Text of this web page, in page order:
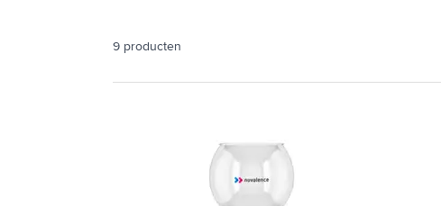
Toon submenu voor Technologie & Gadgets categorie
Toon submenu voor Giveaways categorie
Toon submenu voor Kantoor categorie
Toon submenu voor Outdoor & Vrije tijd categorie
9 producten